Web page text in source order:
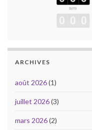
ARCHIVES
août 2026(1)
juillet 2026(3)
mars 2026(2)